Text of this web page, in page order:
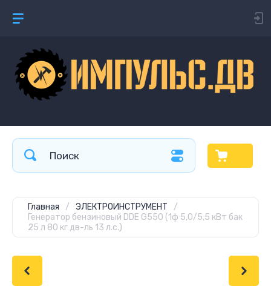
Главная / ЭЛЕКТРОИНСТРУМЕНТ
/
Генератор бензиновый DDE G550 (1ф 5,0/5,5 кВт бак
25 л 80 кг дв-ль 13 л.с.)